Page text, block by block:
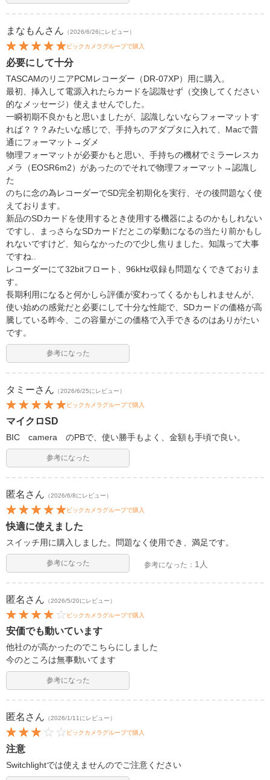
まなもんさん （2026/6/26にレビュー）
ビックカメラグループで購入
必要にして十分
TASCAMのリニアPCMレコーダー（DR-07XP）用に購入。
最初、挿入して電源入れたらカードを認識せず（交換してください
的なメッセージ）使えませんでした。
一瞬初期不良かもと思いましたが、認識しないならフォーマットす
れば？？？みたいな感じで、手持ちのアダプタに入れて、Macで普
通にフォーマット→ダメ
物理フォーマットが必要かもと思い、手持ちの機材でミラーレスカ
メラ（EOSR6m2）があったのでそれで物理フォーマット→認識し
た
のちに念の為レコーダーでSD完全初期化を実行、その後問題なく使
えております。
新品のSDカードを使用するとき使用する機器によるのかもしれない
ですし、まっさらなSDカードだとこの挙動になるの当たり前かもし
れないですけど、知らなかったので少し焦りました。知識って大事
ですね..
レコーダーにて32bitフロート、96kHz収録も問題なくできておりま
す。
長期利用になると何かしら評価が変わってくるかもしれませんが、
使い始めの感覚だと必要にして十分な性能で、SDカードの価格が高
騰している昨今、この容量がこの価格で入手できるのはありがたい
です。
参考になった
タミーさん （2026/6/25にレビュー）
ビックカメラグループで購入
マイクロSD
BIC camera のPBで、使い勝手もよく、金額も手頃で良い。
参考になった
匿名 さん （2026/6/8にレビュー）
ビックカメラグループで購入
快適に使えました
スイッチ用に購入しました。問題なく使用でき、満足です。
参考になった 参考になった： 1人
匿名 さん （2026/5/20にレビュー）
ビックカメラグループで購入
安価でも動いています
他社のが高かったのでこちらにしました
今のところは無事動いてます
参考になった
匿名 さん （2026/1/11にレビュー）
ビックカメラグループで購入
注意
Switchlightでは使えませんのでご注意ください